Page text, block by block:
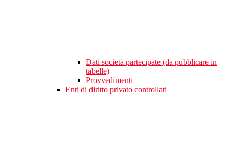
Dati società partecipate (da pubblicare in
tabelle)
Provvedimenti
Enti di diritto privato controllati